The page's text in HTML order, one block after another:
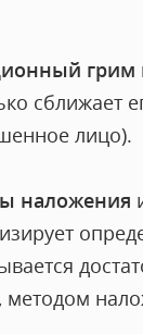
грим
сближает
лицо).
наложения
методом